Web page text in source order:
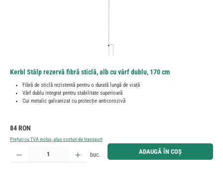
Kerbl Stâlp rezervă fibră sticlă, alb cu vârf dublu, 170 cm
Fibră de sticlă rezistentă pentru o durată lungă de viață
Vârf dublu integrat pentru stabilitate superioară
Cui metalic galvanizat cu protecție anticorozivă
Preț obișnuit:
84 RON
Prețuri cu TVA inclus, plus costuri de transport
Cantitate produs: Introduceți cantitatea dorită sau utilizați butoanele pentru a mări sau micșora
buc. ADAUGĂ ÎN COȘ